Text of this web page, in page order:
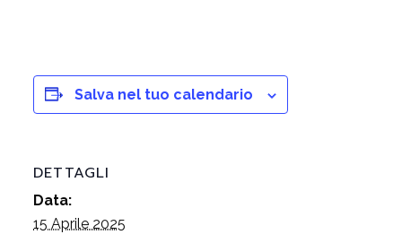
Salva nel tuo calendario
DETTAGLI
Data:
15 Aprile 2025